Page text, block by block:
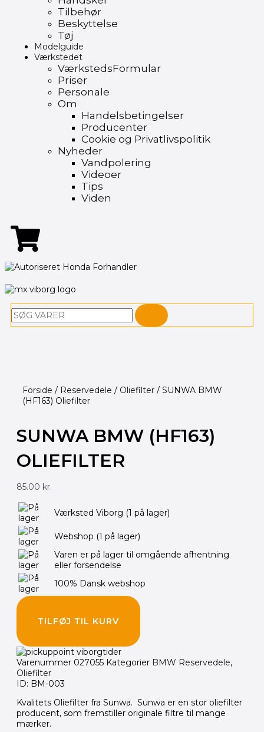
Tilbehør
Beskyttelse
Tøj
Modelguide
Værkstedet
VærkstedsFormular
Priser
Personale
Om
Handelsbetingelser
Producenter
Cookie og Privatlivspolitik
Nyheder
Vandpolering
Videoer
Tips
Viden
Søg
Forside / Reservedele / Oliefilter / SUNWA BMW
(HF163) Oliefilter
SUNWA BMW (HF163)
OLIEFILTER
85.00 kr.
Værksted Viborg (1 på lager)
Webshop (1 på lager)
Varen er på lager til omgående afhentning
eller forsendelse
100% Dansk webshop
TILFØJ TIL KURV
Varenummer 027055 Kategorier BMW Reservedele,
Oliefilter
ID: BM-003
Kvalitets Oliefilter fra Sunwa. Sunwa er en stor oliefilter
producent, som fremstiller originale filtre til mange
mærker.